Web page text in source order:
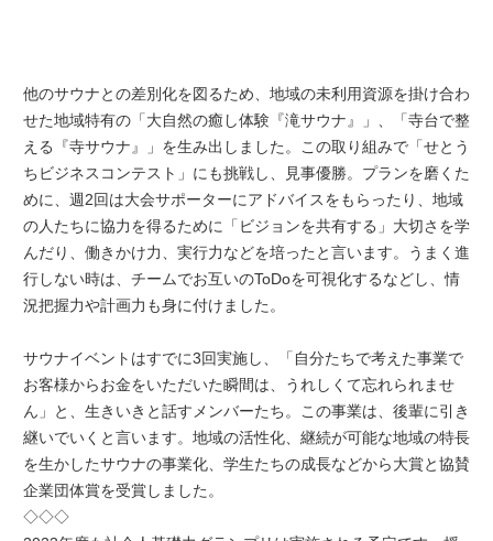
他のサウナとの差別化を図るため、地域の未利用資源を掛け合わ
せた地域特有の「大自然の癒し体験『滝サウナ』」、「寺台で整
える『寺サウナ』」を生み出しました。この取り組みで「せとう
ちビジネスコンテスト」にも挑戦し、見事優勝。プランを磨くた
めに、週2回は大会サポーターにアドバイスをもらったり、地域
の人たちに協力を得るために「ビジョンを共有する」大切さを学
んだり、働きかけ力、実行力などを培ったと言います。うまく進
行しない時は、チームでお互いのToDoを可視化するなどし、情
況把握力や計画力も身に付けました。
サウナイベントはすでに3回実施し、「自分たちで考えた事業で
お客様からお金をいただいた瞬間は、うれしくて忘れられませ
ん」と、生きいきと話すメンバーたち。この事業は、後輩に引き
継いでいくと言います。地域の活性化、継続が可能な地域の特長
を生かしたサウナの事業化、学生たちの成長などから大賞と協賛
企業団体賞を受賞しました。
◇◇◇